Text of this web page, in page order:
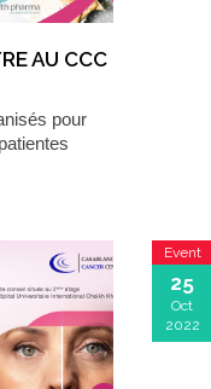
AU CCC
pour
Event
25
Oct
2022